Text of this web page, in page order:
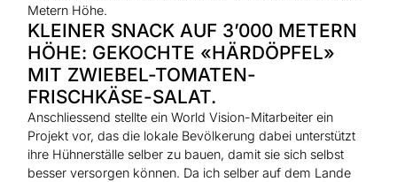
Metern Höhe.
KLEINER SNACK AUF 3’000 METERN
HÖHE: GEKOCHTE «HÄRDÖPFEL»
MIT ZWIEBEL-TOMATEN-
FRISCHKÄSE-SALAT.
Anschliessend stellte ein World Vision-Mitarbeiter ein
Projekt vor, das die lokale Bevölkerung dabei unterstützt
ihre Hühnerställe selber zu bauen, damit sie sich selbst
besser versorgen können. Da ich selber auf dem Lande